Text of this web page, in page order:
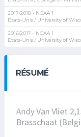
2017/2018 - NCAA 1
Etats-Unis / University of
2016/2017 - NCAA 1
Etats-Unis / University of
RÉSUMÉ
Andy Van Vliet
Brasschaat